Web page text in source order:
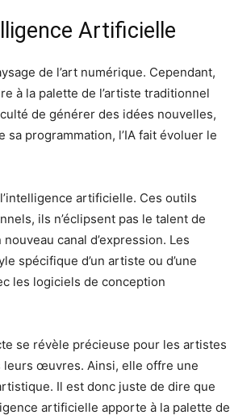
Artificielle
de l’art numérique. Cependant,
à la palette de l’artiste traditionnel
de générer des idées nouvelles,
sa programmation, l’IA fait évoluer le
artificielle. Ces outils
ils n’éclipsent pas le talent de
canal d’expression. Les
spécifique d’un artiste ou d’une
les logiciels de conception
se révèle précieuse pour les artistes
leurs œuvres. Ainsi, elle offre une
Il est donc juste de dire que
artificielle apporte à la palette de